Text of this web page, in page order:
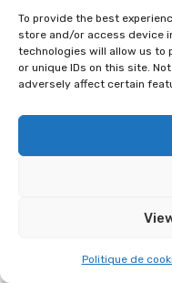
To provide the best
store and/or access device
technologies will allow us to
or unique IDs on this site.
adversely affect certain
Politique de
Die
vor